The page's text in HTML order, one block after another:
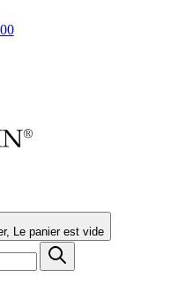
Afficher/Masquer le panier, Le panier est vide